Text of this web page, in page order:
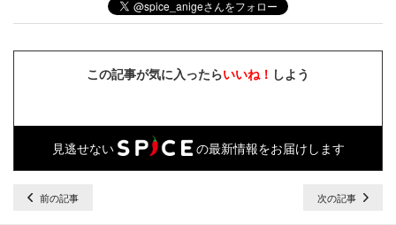
この記事が気に入ったらいいね！ しよう
見逃せない の最新情報をお届けします
前の記事 次の記事